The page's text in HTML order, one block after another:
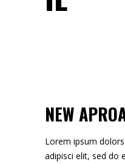
NEW
Lorem ipsum
adipisci elit, sed do